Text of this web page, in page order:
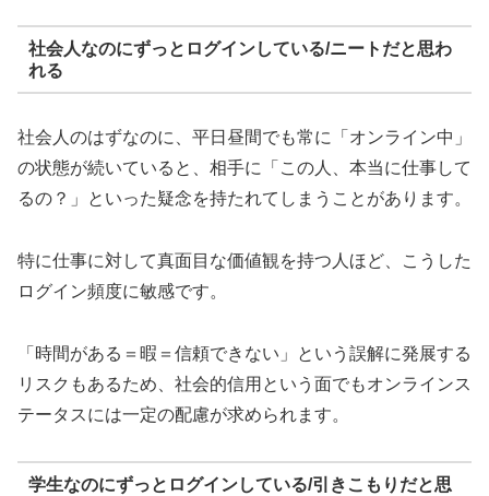
社会人なのにずっとログインしている/ニートだと思わ
れる
社会人のはずなのに、平日昼間でも常に「オンライン中」
の状態が続いていると、相手に「この人、本当に仕事して
るの？」といった疑念を持たれてしまうことがあります。
特に仕事に対して真面目な価値観を持つ人ほど、こうした
ログイン頻度に敏感です。
「時間がある＝暇＝信頼できない」という誤解に発展する
リスクもあるため、社会的信用という面でもオンラインス
テータスには一定の配慮が求められます。
学生なのにずっとログインしている/引きこもりだと思